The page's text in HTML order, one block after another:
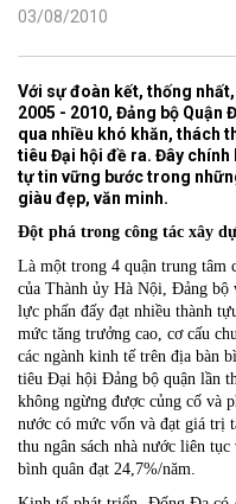
03/08/2010
Với sự đoàn kết, thống
2005 - 2010, Đảng bộ Quận
qua nhiều khó khăn, thách
tiêu Đại hội đề ra. Đây chính
tự tin vững bước trong
giàu đẹp, văn minh.
Đột phá trong công tác xây
Là một trong 4 quận trung tâm
của Thành ủy Hà Nội, Đảng
lực phấn đấy đạt nhiều thành
mức tăng trưởng cao, cơ cấu
các ngành kinh tế trên địa bàn
tiêu Đại hội Đảng bộ quận lần
không ngừng được củng cố và
nước có mức vốn và đạt giá trị
thu ngân sách nhà nước liên
bình quân đạt 24,7%/năm.